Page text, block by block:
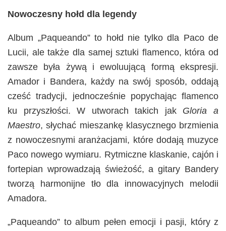
Nowoczesny hołd dla legendy
Album „Paqueando” to hołd nie tylko dla Paco de
Lucii, ale także dla samej sztuki flamenco, która od
zawsze była żywą i ewoluującą formą ekspresji.
Amador i Bandera, każdy na swój sposób, oddają
cześć tradycji, jednocześnie popychając flamenco
ku przyszłości. W utworach takich jak Gloria a
Maestro, słychać mieszankę klasycznego brzmienia
z nowoczesnymi aranżacjami, które dodają muzyce
Paco nowego wymiaru. Rytmiczne klaskanie, cajón i
fortepian wprowadzają świeżość, a gitary Bandery
tworzą harmonijne tło dla innowacyjnych melodii
Amadora.
„Paqueando” to album pełen emocji i pasji, który z